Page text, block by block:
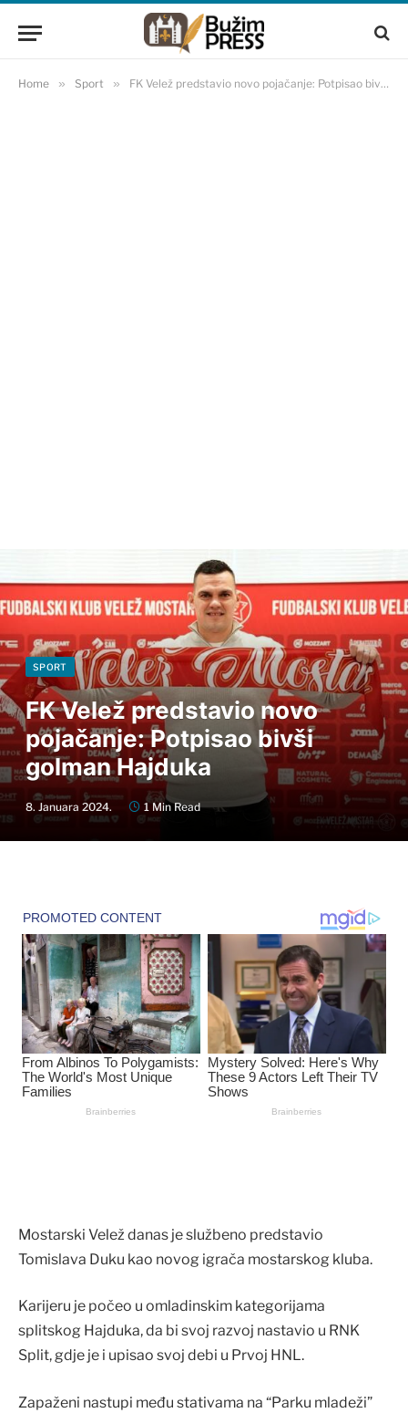
Home » Sport » FK Velež predstavio novo pojačanje: Potpisao bivši golman Hajduka
SPORT
FK Velež predstavio novo
pojačanje: Potpisao bivši
golman Hajduka
8. Januara 2024. 1 Min Read
Mostarski Velež danas je službeno predstavio
Tomislava Duku kao novog igrača mostarskog kluba.
Karijeru je počeo u omladinskim kategorijama
splitskog Hajduka, da bi svoj razvoj nastavio u RNK
Split, gdje je i upisao svoj debi u Prvoj HNL.
Zapaženi nastupi među stativama na “Parku mladeži”